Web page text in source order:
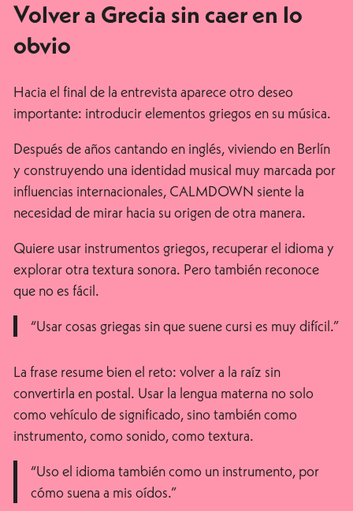
Volver a Grecia sin caer en lo
obvio
Hacia el final de la entrevista aparece otro deseo
importante: introducir elementos griegos en su música.
Después de años cantando en inglés, viviendo en Berlín
y construyendo una identidad musical muy marcada por
influencias internacionales, CALMDOWN siente la
necesidad de mirar hacia su origen de otra manera.
Quiere usar instrumentos griegos, recuperar el idioma y
explorar otra textura sonora. Pero también reconoce
que no es fácil.
“Usar cosas griegas sin que suene cursi es muy difícil.”
La frase resume bien el reto: volver a la raíz sin
convertirla en postal. Usar la lengua materna no solo
como vehículo de significado, sino también como
instrumento, como sonido, como textura.
“Uso el idioma también como un instrumento, por
cómo suena a mis oídos.”